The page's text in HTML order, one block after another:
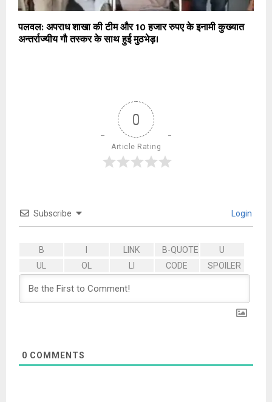
पलवल: अपराध शाखा की टीम और 10 हजार रुपए के इनामी कुख्यात
अन्तर्राज्यीय गौ तस्कर के साथ हुई मुठभेड़।
0
Article Rating
Subscribe Login
0 COMMENTS